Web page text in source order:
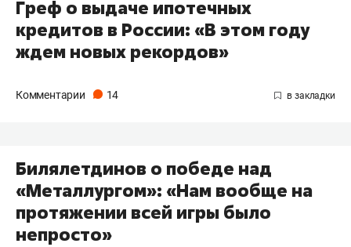
Греф о выдаче ипотечных
кредитов в России: «В этом году
ждем новых рекордов»
Комментарии 14
Билялетдинов о победе над
«Металлургом»: «Нам вообще на
протяжении всей игры было
непросто»